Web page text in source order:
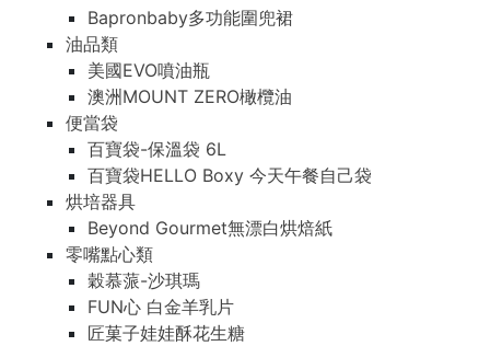
Bapronbaby多功能圍兜裙
油品類
美國EVO噴油瓶
澳洲MOUNT ZERO橄欖油
便當袋
百寶袋-保溫袋 6L
百寶袋HELLO Boxy 今天午餐自己袋
烘培器具
Beyond Gourmet無漂白烘焙紙
零嘴點心類
穀慕蒎-沙琪瑪
FUN心 白金羊乳片
匠菓子娃娃酥花生糖